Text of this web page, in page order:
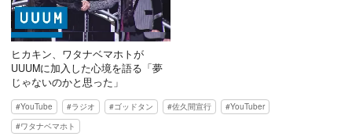
ヒカキン、ワタナベマホトが
UUUMに加入した心境を語る「夢
じゃないのかと思った」
YouTube ラジオ ゴッドタン 佐久間宣行
YouTuber
ワタナベマホト